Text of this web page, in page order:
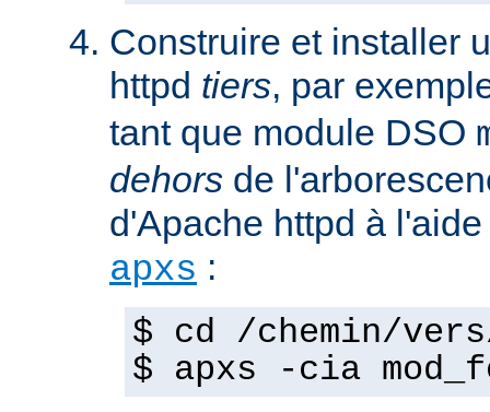
Construire et installer
httpd tiers, par
tant que module DSO
dehors de
d'Apache httpd à
apxs :
$ cd /chemin/
$ apxs -cia